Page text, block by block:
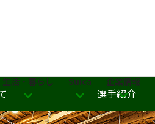
生活・暮らし Suica 企業情報
選手紹介